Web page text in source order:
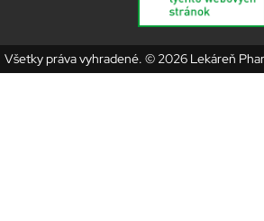
Všetky práva vyhradené. © 2026 Lekáreň